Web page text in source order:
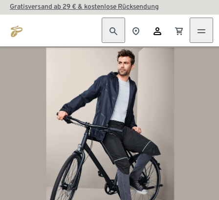
Gratisversand ab 29 € & kostenlose Rücksendung